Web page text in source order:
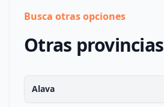
Busca otras opciones
Otras provincias
Alava